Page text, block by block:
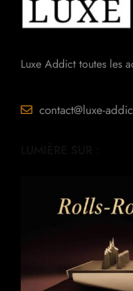
Luxe Addict toutes les
contact@luxe-